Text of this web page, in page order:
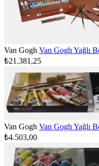
Van Gogh Van Gogh Yağlı
₺21.381,25
Van Gogh Van Gogh Yağlı
₺4.503,00